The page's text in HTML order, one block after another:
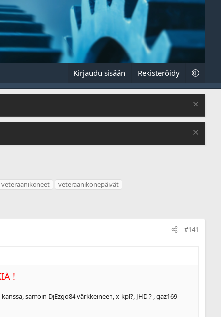
Kirjaudu sisään Rekisteröidy
veteraanikoneet veteraanikonepäivät
#141
!
samoin DjEzgo84 värkkeineen, x-kpl?, JHD ? , gaz169